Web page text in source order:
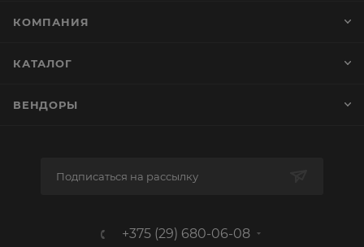
КОМПАНИЯ
КАТАЛОГ
ВЕНДОРЫ
Подписаться на рассылку
+375 (29) 680-06-08